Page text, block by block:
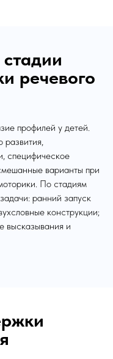
речевого
профилей у детей.
развития,
специфическое
варианты при
По стадиям
ранний запуск
конструкции;
высказывания и